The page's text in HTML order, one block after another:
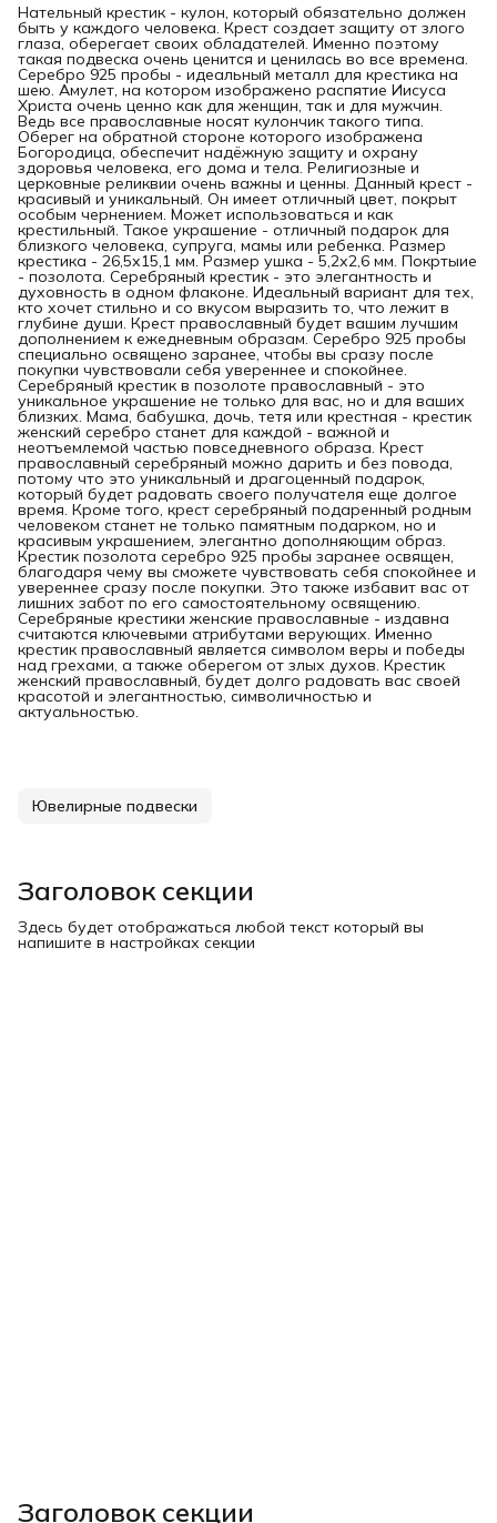
Нательный крестик - кулон, который обязательно должен
быть у каждого человека. Крест создает защиту от злого
глаза, оберегает своих обладателей. Именно поэтому
такая подвеска очень ценится и ценилась во все времена.
Серебро 925 пробы - идеальный металл для крестика на
шею. Амулет, на котором изображено распятие Иисуса
Христа очень ценно как для женщин, так и для мужчин.
Ведь все православные носят кулончик такого типа.
Оберег на обратной стороне которого изображена
Богородица, обеспечит надёжную защиту и охрану
здоровья человека, его дома и тела. Религиозные и
церковные реликвии очень важны и ценны. Данный крест -
красивый и уникальный. Он имеет отличный цвет, покрыт
особым чернением. Может использоваться и как
крестильный. Такое украшение - отличный подарок для
близкого человека, супруга, мамы или ребенка. Размер
крестика - 26,5х15,1 мм. Размер ушка - 5,2х2,6 мм. Покртыие
- позолота. Серебряный крестик - это элегантность и
духовность в одном флаконе. Идеальный вариант для тех,
кто хочет стильно и со вкусом выразить то, что лежит в
глубине души. Крест православный будет вашим лучшим
дополнением к ежедневным образам. Серебро 925 пробы
специально освящено заранее, чтобы вы сразу после
покупки чувствовали себя увереннее и спокойнее.
Серебряный крестик в позолоте православный - это
уникальное украшение не только для вас, но и для ваших
близких. Мама, бабушка, дочь, тетя или крестная - крестик
женский серебро станет для каждой - важной и
неотъемлемой частью повседневного образа. Крест
православный серебряный можно дарить и без повода,
потому что это уникальный и драгоценный подарок,
который будет радовать своего получателя еще долгое
время. Кроме того, крест серебряный подаренный родным
человеком станет не только памятным подарком, но и
красивым украшением, элегантно дополняющим образ.
Крестик позолота серебро 925 пробы заранее освящен,
благодаря чему вы сможете чувствовать себя спокойнее и
увереннее сразу после покупки. Это также избавит вас от
лишних забот по его самостоятельному освящению.
Серебряные крестики женские православные - издавна
считаются ключевыми атрибутами верующих. Именно
крестик православный является символом веры и победы
над грехами, а также оберегом от злых духов. Крестик
женский православный, будет долго радовать вас своей
красотой и элегантностью, символичностью и
актуальностью.
Ювелирные подвески
Заголовок секции
Здесь будет отображаться любой текст который вы
напишите в настройках секции
Заголовок секции